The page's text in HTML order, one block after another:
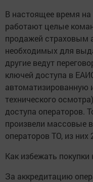
В настоящее время на
работают целые
продажей страховым
необходимых для
другие ведут
ключей доступа в
технического
доступа операторов.
произвели массовые
операторов ТО, из них
Как избежать покупки
За аккредитацию